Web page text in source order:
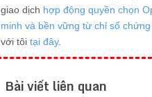
giao dịch hợp động quyền chọn
minh và bền vững từ chỉ số chứng
với tôi tại đây.
Bài viết liên quan